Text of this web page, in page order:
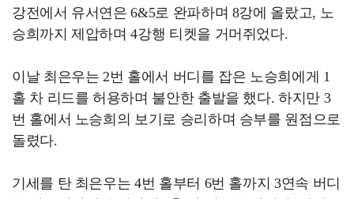
강전에서 유서연은 6&5로 완파하며 8강에 올랐고, 노
승희까지 제압하며 4강행 티켓을 거머쥐었다.
이날 최은우는 2번 홀에서 버디를 잡은 노승희에게 1
홀 차 리드를 허용하며 불안한 출발을 했다. 하지만 3
번 홀에서 노승희의 보기로 승리하며 승부를 원점으로
돌렸다.
기세를 탄 최은우는 4번 홀부터 6번 홀까지 3연속 버디